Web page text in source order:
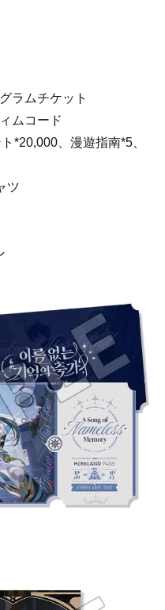
ラムチケット
ムコード
*20,000、漫遊指南*5、
ツ